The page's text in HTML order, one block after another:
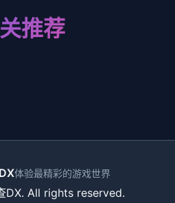
推荐
体验最精彩的游戏世界
DX. All rights reserved.